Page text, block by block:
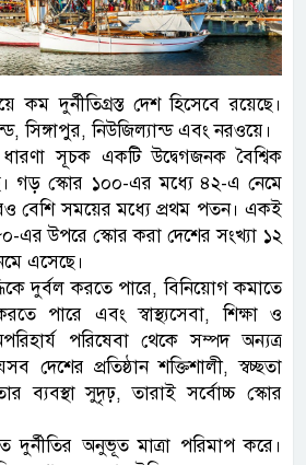
কম দুর্নীতিগ্রস্ত দেশ হিসেবে রয়েছে।
সিঙ্গাপুর, নিউজিল্যান্ড এবং নরওয়ে।
সূচক একটি উদ্বেগজনক বৈশ্বিক
গড় স্কোর ১০০-এর মধ্যে ৪২-এ নেমে
বেশি সময়ের মধ্যে প্রথম পতন। একই
উপরে স্কোর করা দেশের সংখ্যা ১২
এসেছে।
দুর্বল করতে পারে, বিনিয়োগ কমাতে
পারে এবং স্বাস্থ্যসেবা, শিক্ষা ও
পরিষেবা থেকে সম্পদ অন্যত্র
দেশের প্রতিষ্ঠান শক্তিশালী, স্বচ্ছতা
ব্যবস্থা সুদৃঢ়, তারাই সর্বোচ্চ স্কোর
দুর্নীতির অনুভূত মাত্রা পরিমাপ করে।